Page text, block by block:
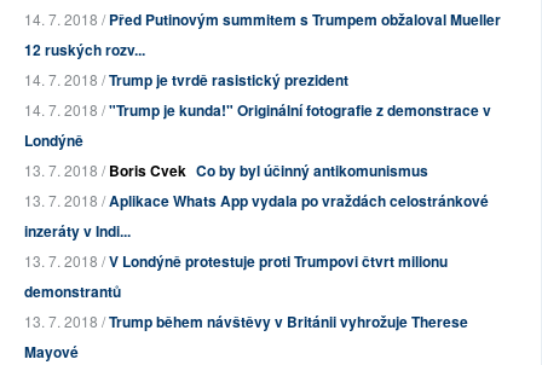
14. 7. 2018 /Před Putinovým summitem s Trumpem obžaloval Mueller
12 ruských rozv...
14. 7. 2018 /Trump je tvrdě rasistický prezident
14. 7. 2018 /"Trump je kunda!" Originální fotografie z demonstrace v
Londýně
13. 7. 2018 /Boris Cvek Co by byl účinný antikomunismus
13. 7. 2018 /Aplikace Whats App vydala po vraždách celostránkové
inzeráty v Indi...
13. 7. 2018 /V Londýně protestuje proti Trumpovi čtvrt milionu
demonstrantů
13. 7. 2018 /Trump během návštěvy v Británii vyhrožuje Therese
Mayové